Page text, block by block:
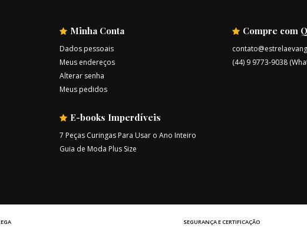
Minha Conta
Dados pessoais
Meus endereços
Alterar senha
Meus pedidos
E-books Imperdíveis
7 Peças Curingas Para Usar o Ano Inteiro
Guia de Moda Plus Size
Compre com
(44) 9 9773-9038
SEGURANÇA E CERTIFICAÇÃO